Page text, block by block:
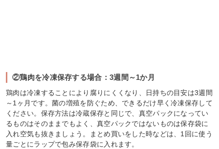
②鶏肉を冷凍保存する場合：3週間～1か月
鶏肉は冷凍することにより腐りにくくなり、日持ちの目安は3週間
～1ヶ月です。菌の増殖を防ぐため、できるだけ早く冷凍保存して
ください。保存方法は冷蔵保存と同じで、真空パックになってい
るものはそのままでもよく、真空パックではないものは保存袋に
入れ空気も抜きましょう。まとめ買いをした時などは、1回に使う
量ごとにラップで包み保存袋に入れます。